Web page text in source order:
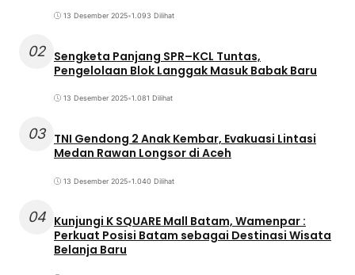
13 Desember 2025•1.093 Dilihat
02 Sengketa Panjang SPR–KCL Tuntas,
Pengelolaan Blok Langgak Masuk Babak Baru
13 Desember 2025•1.081 Dilihat
03 TNI Gendong 2 Anak Kembar, Evakuasi Lintasi
Medan Rawan Longsor di Aceh
13 Desember 2025•1.040 Dilihat
04 Kunjungi K SQUARE Mall Batam, Wamenpar :
Perkuat Posisi Batam sebagai Destinasi Wisata
Belanja Baru